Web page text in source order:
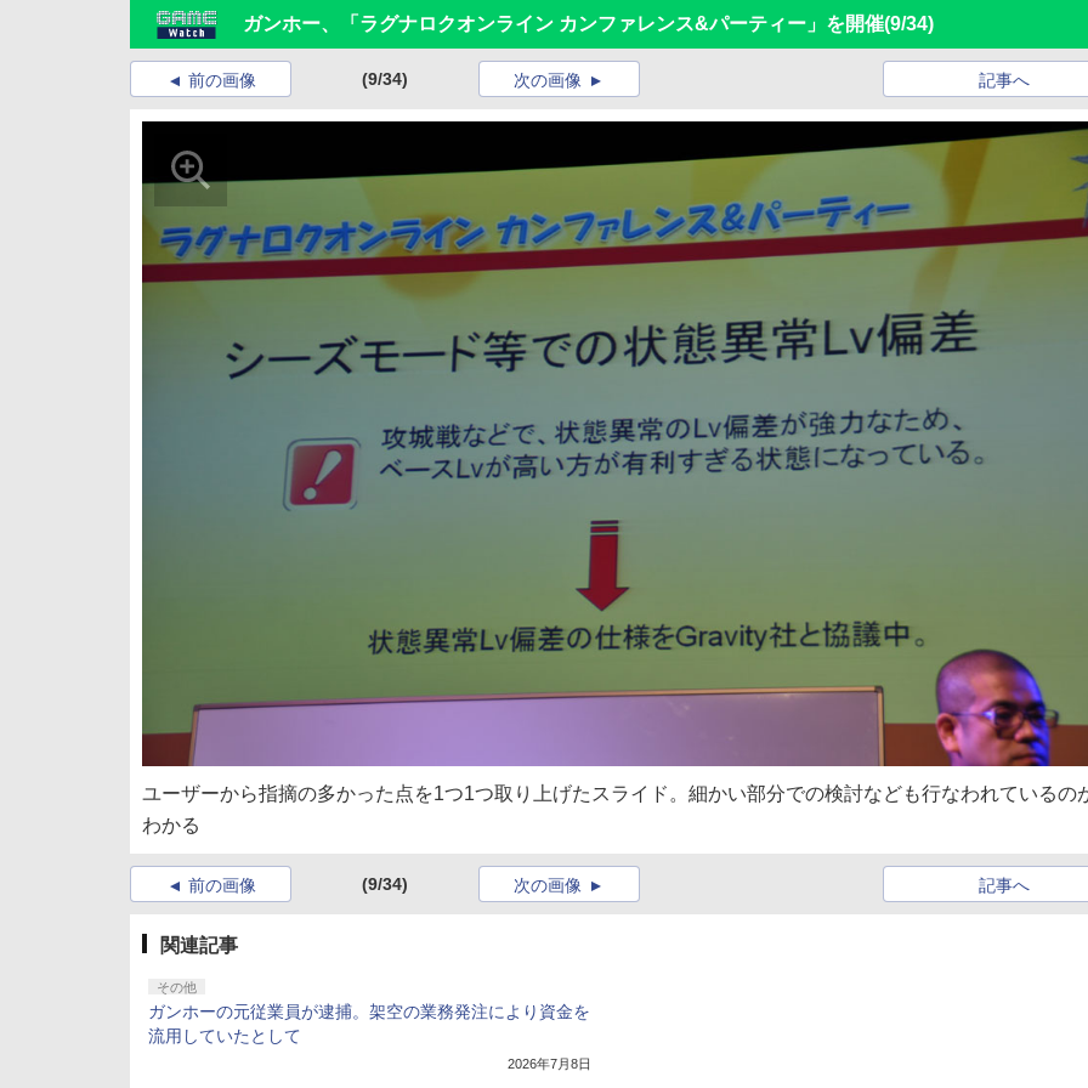
ガンホー、「ラグナロクオンライン カンファレンス&パーティー」を開催(9/34)
前の画像 (9/34) 記事へ
次の画像
ユーザーから指摘の多かった点を1つ1つ取り上げたスライド。細かい部分での検討なども行なわれているの
わかる
前の画像 (9/34) 記事へ
次の画像
関連記事
その他
ガンホーの元従業員が逮捕。架空の業務発注により資金を
流用していたとして
2026年7月8日